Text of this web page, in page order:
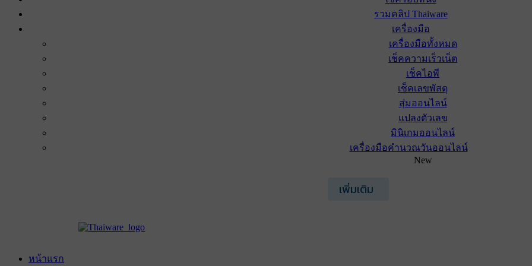
รวมคลิป Thaiware
เครื่องมือ
เครื่องมือทั้งหมด
เช็คความเร็วเน็ต
เช็คไอพี
เช็คเลขพัสดุ
สุ่มออนไลน์
แปลงตัวเลข
มินิเกมออนไลน์
เครื่องมือคำนวณวันออนไลน์
New
เพิ่มเติม
หน้าแรก